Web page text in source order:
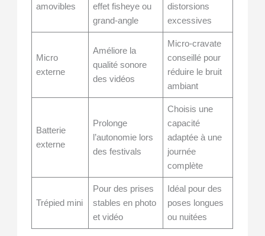
amovibles
effet fisheye ou
grand-angle
distorsions
excessives
Micro
externe
Améliore la
qualité sonore
des vidéos
Micro-cravate
conseillé pour
réduire le bruit
ambiant
Batterie
externe
Prolonge
l’autonomie lors
des festivals
Choisis une
capacité
adaptée à une
journée
complète
Trépied mini
Pour des prises
stables en photo
et vidéo
Idéal pour des
poses longues
ou nuitées